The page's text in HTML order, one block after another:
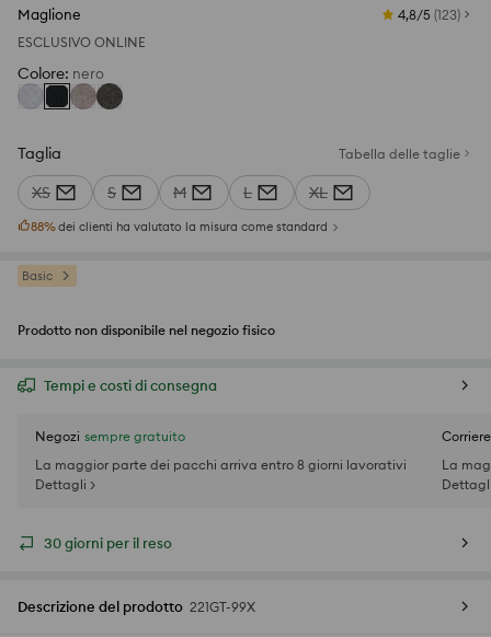
Maglione 4,8/5 (123)
ESCLUSIVO ONLINE
Colore: nero
Taglia Tabella delle taglie
XS S M L XL
88%dei clienti ha valutato la misura come standard
Basic
Prodotto non disponibile nel negozio fisico
Tempi e costi di consegna
Negozi sempre gratuito
La maggior parte dei pacchi arriva entro 8 giorni lavorativi
Dettagli >
La
30 giorni per il reso
Descrizione del prodotto 221GT-99X